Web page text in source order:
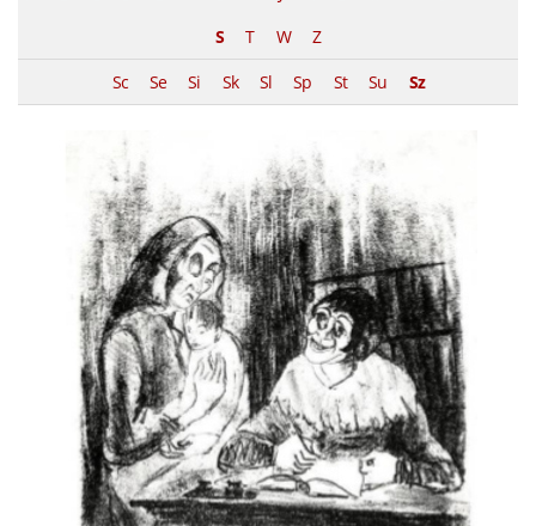
S
T W
Z
Sc
Se Si Sk Sl Sp St Su Sz